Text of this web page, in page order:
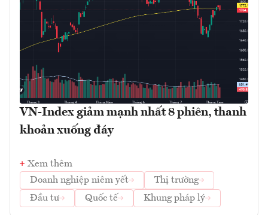
VN-Index giảm mạnh nhất 8 phiên, thanh
khoản xuống đáy
Xem thêm
Doanh nghiệp niêm yết
Thị trường
Đầu tư
Quốc tế Khung pháp lý